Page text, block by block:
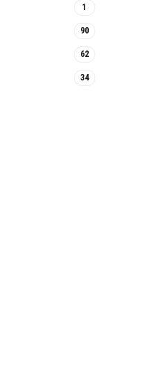
1
90
62
34